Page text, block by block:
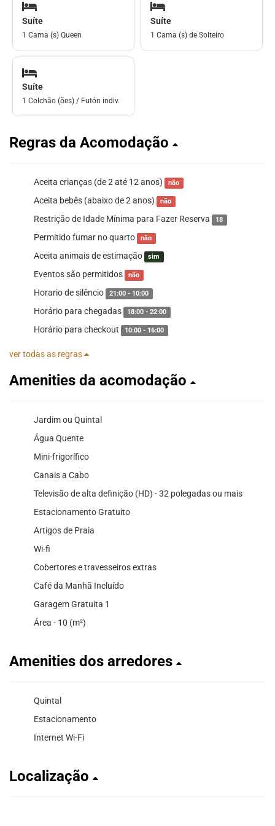
Suíte
1 Cama (s) Queen
Suíte
1 Cama (s) de Solteiro
Suíte
1 Colchão (ões) / Futón indiv.
Regras da Acomodação
Aceita crianças (de 2 até 12 anos) não
Aceita bebês (abaixo de 2 anos) não
Restrição de Idade Mínima para Fazer Reserva 18
Permitido fumar no quarto não
Aceita animais de estimação sim
Eventos são permitidos não
Horario de silêncio 21:00 - 10:00
Horário para chegadas 18:00 - 22:00
Horário para checkout 10:00 - 16:00
ver todas as regras
Amenities da acomodação
Jardim ou Quintal
Água Quente
Mini-frigorífico
Canais a Cabo
Televisão de alta definição (HD) - 32 polegadas ou mais
Estacionamento Gratuito
Artigos de Praia
Wi-fi
Cobertores e travesseiros extras
Café da Manhã Incluído
Garagem Gratuita 1
Área - 10 (m²)
Amenities dos arredores
Quintal
Estacionamento
Internet Wi-Fi
Localização